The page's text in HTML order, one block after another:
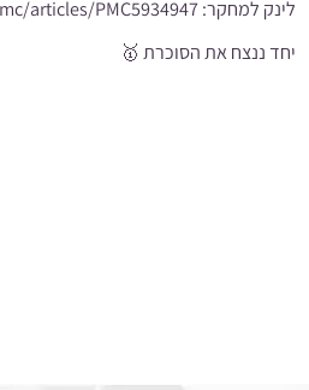
לינק למחקר:articles/PMC5934947/
יחד ננצח את הסוכרת 🥇